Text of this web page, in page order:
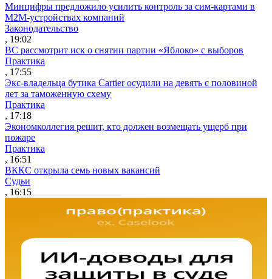
Минцифры предложило усилить контроль за сим-картами в
M2M-устройствах компаний
Законодательство
, 19:02
ВС рассмотрит иск о снятии партии «Яблоко» с выборов
Практика
, 17:55
Экс-владельца бутика Cartier осудили на девять с половиной
лет за таможенную схему
Практика
, 17:18
Экономколлегия решит, кто должен возмещать ущерб при
пожаре
Практика
, 16:51
ВККС открыла семь новых вакансий
Судьи
, 16:15